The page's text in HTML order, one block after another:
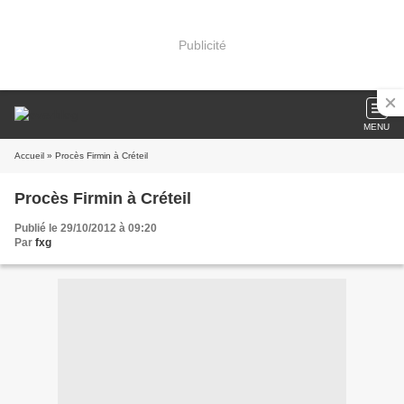
Publicité
MENU
Accueil » Procès Firmin à Créteil
Procès Firmin à Créteil
Publié le 29/10/2012 à 09:20
Par fxg